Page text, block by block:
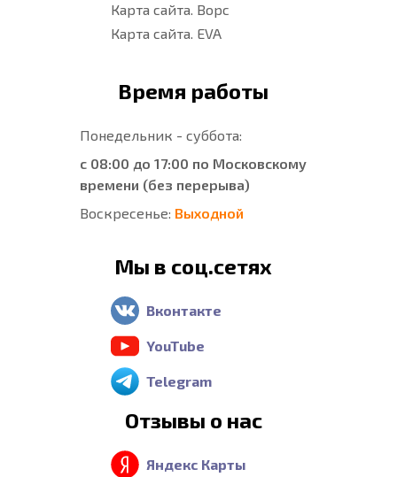
Карта сайта. Ворс
Карта сайта. EVA
Время работы
Понедельник - суббота:
с 08:00 до 17:00 по Московскому
времени (без перерыва)
Воскресенье: Выходной
Мы в соц.сетях
Вконтакте
YouTube
Telegram
Отзывы о нас
Яндекс Карты